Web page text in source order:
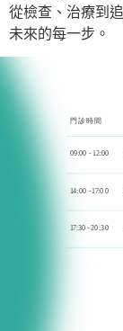
從檢查、治療到
未來的每一步。